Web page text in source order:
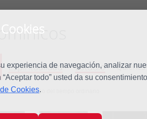
experiencia de navegación, analizar
todo” usted da su
Cookies.
Espiritualidad Estudio
XIV Domingo del tiempo ordinario